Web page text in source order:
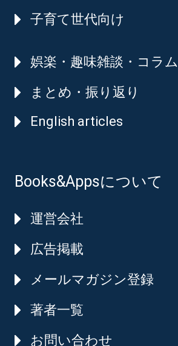
子育て世代向け
娯楽・趣味雑談・コラム
まとめ・振り返り
English articles
Books&Appsについて
運営会社
広告掲載
メールマガジン登録
著者一覧
お問い合わせ